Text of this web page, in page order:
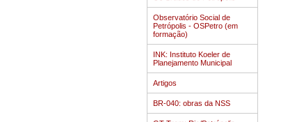
Observatório Social de
Petrópolis - OSPetro (em
formação)
INK: Instituto Koeler de
Planejamento Municipal
Artigos
BR-040: obras da NSS